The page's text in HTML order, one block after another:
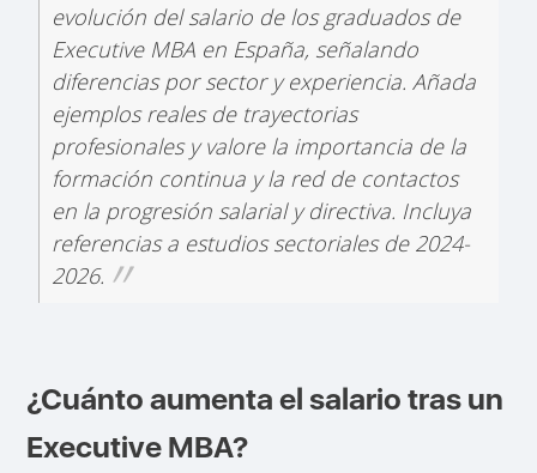
evolución del salario de los graduados de
Executive MBA en España, señalando
diferencias por sector y experiencia. Añada
ejemplos reales de trayectorias
profesionales y valore la importancia de la
formación continua y la red de contactos
en la progresión salarial y directiva. Incluya
referencias a estudios sectoriales de 2024-
2026.
¿Cuánto aumenta el salario tras un
Executive MBA?